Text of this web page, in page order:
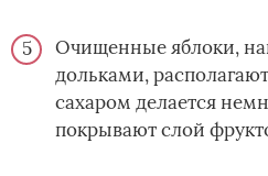
Очищенные яблоки,
дольками,
сахаром делается
покрывают слой